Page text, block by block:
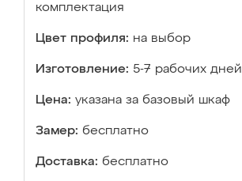
комплектация
Цвет профиля: на выбор
Изготовление: 5-7 рабочих дней
Цена: указана за базовый шкаф
Замер: бесплатно
Доставка: бесплатно